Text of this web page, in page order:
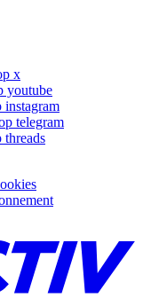
x
youtube
instagram
telegram
threads